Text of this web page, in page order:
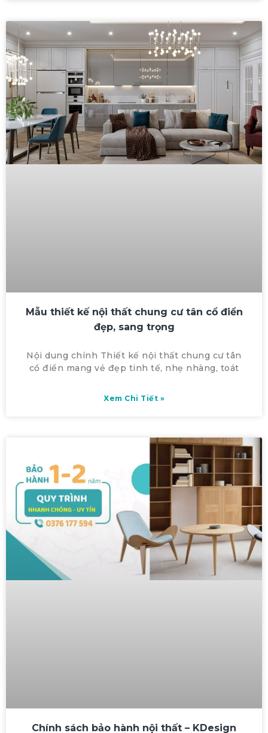
Mẫu thiết kế nội thất chung cư tân cổ điển
đẹp, sang trọng
Nội dung chính Thiết kế nội thất chung cư tân
cổ điển mang vẻ đẹp tinh tế, nhẹ nhàng, toát
Xem Chi Tiết »
Chính sách bảo hành nội thất – KDesign